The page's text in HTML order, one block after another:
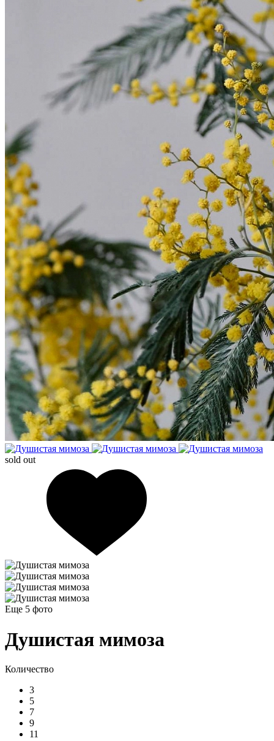
sold out
Еще 5 фото
Душистая мимоза
Количество
3
5
7
9
11